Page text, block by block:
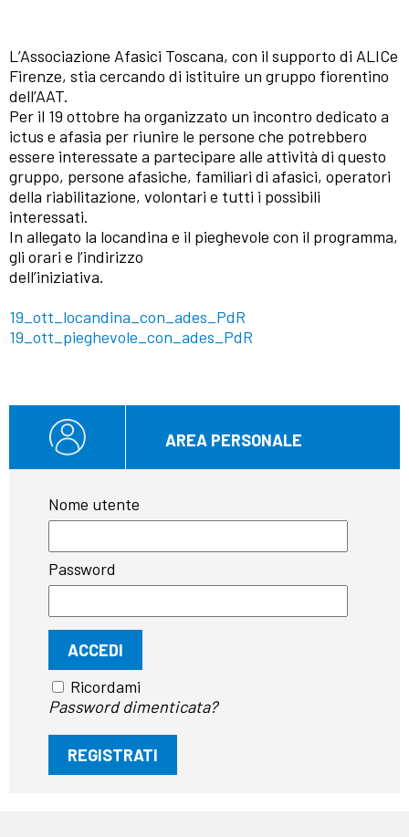
L’Associazione Afasici Toscana, con il supporto di ALICe
Firenze, stia cercando di istituire un gruppo fiorentino
dell’AAT.
Per il 19 ottobre ha organizzato un incontro dedicato a
ictus e afasia per riunire le persone che potrebbero
essere interessate a partecipare alle attività di questo
gruppo, persone afasiche, familiari di afasici, operatori
della riabilitazione, volontari e tutti i possibili
interessati.
In allegato la locandina e il pieghevole con il programma,
gli orari e l’indirizzo
dell’iniziativa.
19_ott_locandina_con_ades_PdR
19_ott_pieghevole_con_ades_PdR
AREA PERSONALE
Nome utente
Password
Ricordami
Password dimenticata?
REGISTRATI